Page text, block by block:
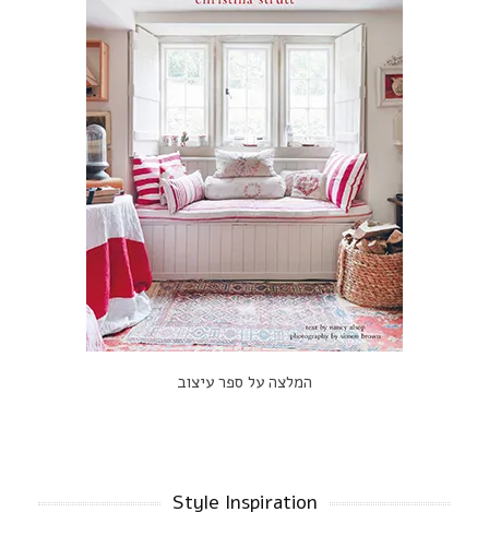
המלצה על ספר עיצוב
Style Inspiration